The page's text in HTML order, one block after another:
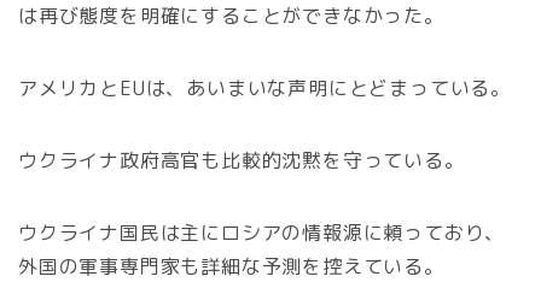
は再び態度を明確にすることができなかった。
アメリカとEUは、あいまいな声明にとどまっている。
ウクライナ政府高官も比較的沈黙を守っている。
ウクライナ国民は主にロシアの情報源に頼っており、
外国の軍事専門家も詳細な予測を控えている。